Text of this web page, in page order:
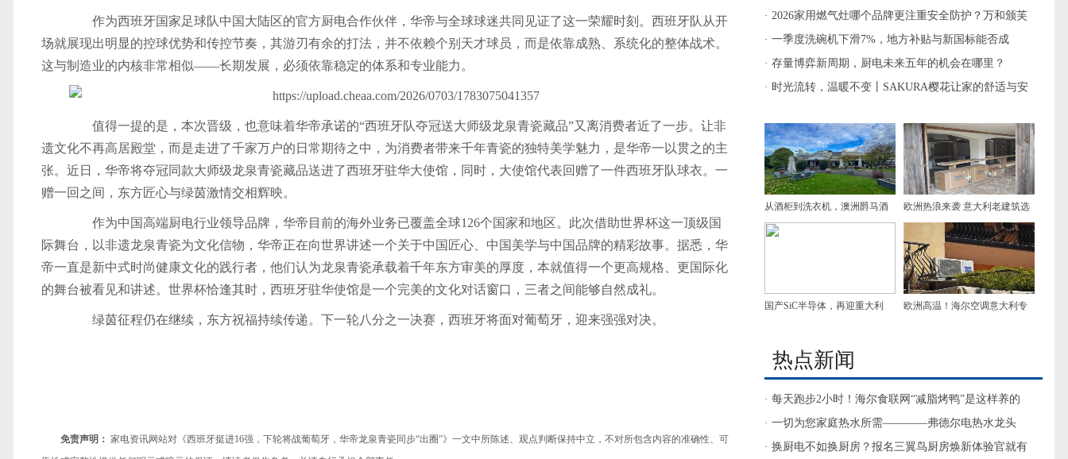
作为西班牙国家足球队中国大陆区的官方厨电合作伙伴，华帝与全球球迷共同见证了这一荣耀时刻。西班牙队从开
场就展现出明显的控球优势和传控节奏，其游刃有余的打法，并不依赖个别天才球员，而是依靠成熟、系统化的整体战术。
这与制造业的内核非常相似——长期发展，必须依靠稳定的体系和专业能力。
值得一提的是，本次晋级，也意味着华帝承诺的“西班牙队夺冠送大师级龙泉青瓷藏品”又离消费者近了一步。让非
遗文化不再高居殿堂，而是走进了千家万户的日常期待之中，为消费者带来千年青瓷的独特美学魅力，是华帝一以贯之的主
张。近日，华帝将夺冠同款大师级龙泉青瓷藏品送进了西班牙驻华大使馆，同时，大使馆代表回赠了一件西班牙队球衣。一
赠一回之间，东方匠心与绿茵激情交相辉映。
作为中国高端厨电行业领导品牌，华帝目前的海外业务已覆盖全球126个国家和地区。此次借助世界杯这一顶级国
际舞台，以非遗龙泉青瓷为文化信物，华帝正在向世界讲述一个关于中国匠心、中国美学与中国品牌的精彩故事。据悉，华
帝一直是新中式时尚健康文化的践行者，他们认为龙泉青瓷承载着千年东方审美的厚度，本就值得一个更高规格、更国际化
的舞台被看见和讲述。世界杯恰逢其时，西班牙驻华使馆是一个完美的文化对话窗口，三者之间能够自然成礼。
绿茵征程仍在继续，东方祝福持续传递。下一轮八分之一决赛，西班牙将面对葡萄牙，迎来强强对决。
免责声明： 家电资讯网站对《西班牙挺进16强，下轮将战葡萄牙，华帝龙泉青瓷同步“出圈”》一文中所陈述、观点判断保持中立，不对所包含内容的准确性、可
厨房美学
· 2026家用燃气灶哪个品牌更注重安全防护？万和颁芙
Q6-M6双重定时熄火多重防护厨房灶具推荐
· 一季度洗碗机下滑7%，地方补贴与新国标能否成
为“破局双翼”？
· 存量博弈新周期，厨电未来五年的机会在哪里？
· 时光流转，温暖不变丨SAKURA樱花让家的舒适与安
从酒柜到洗衣机，澳洲爵马酒
庄两次都选卡萨帝
欧洲热浪来袭 意大利老建筑选
择海尔空调
国产SiC半导体，再迎重大利 欧洲高温！海尔空调意大利专
热点新闻
· 每天跑步2小时！海尔食联网“减脂烤鸭”是这样养的
· 一切为您家庭热水所需————弗德尔电热水龙头
· 换厨电不如换厨房？报名三翼鸟厨房焕新体验官就有